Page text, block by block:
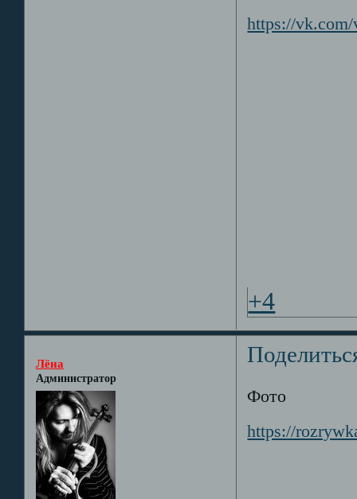
https://vk.com/
+4
Лёна
Администратор
Фото
https://